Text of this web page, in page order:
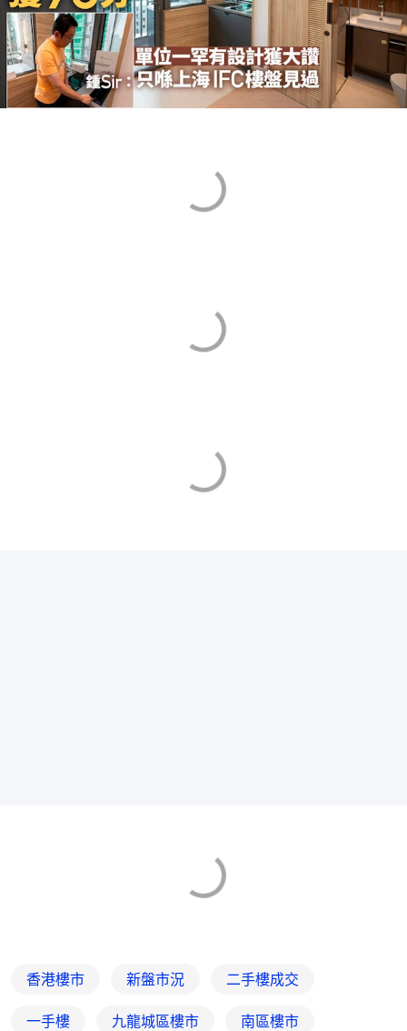
香港樓市 新盤市況 二手樓成交
一手樓 九龍城區樓市 南區樓市